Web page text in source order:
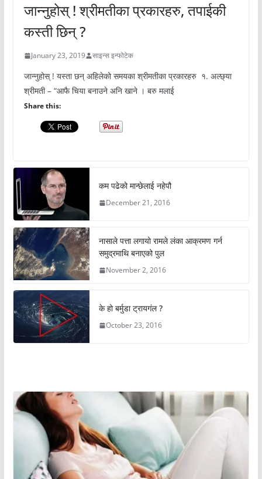
जान्नुहोस् ! श्रीमतीका प्रकारहरु, तपाईकी
कस्ती छिन् ?
January 23, 2019 साइन्स इन्फोटेक
जान्नुहोस् ! यस्ता छन् अहिलेको समयका श्रीमतीका प्रकारहरु १. अल्छ्या
श्रीमती – “आफै चिया बनाउने अनि खाने । बरु मलाई
Share this:
कम पढेको मान्छेलाई नहेपौ
December 21, 2016
नासाले पत्ता लगायो रामले लंका आक्रमण गर्न
समुद्रमाथि बनाएको पुल
November 2, 2016
के हो बर्मुडा ट्रायगंल ?
October 23, 2016